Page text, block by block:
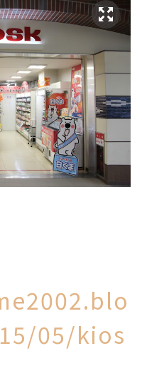
05/kios